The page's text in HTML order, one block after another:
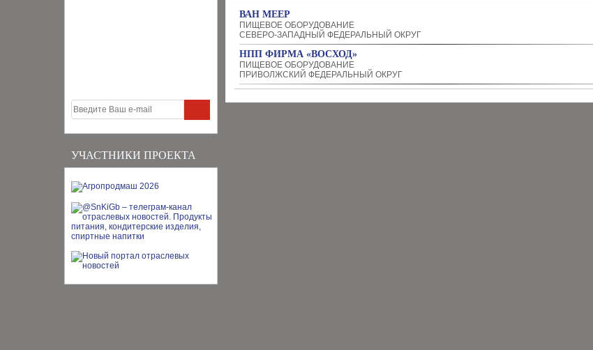
УЧАСТНИКИ ПРОЕКТА
ВАН МЕЕР
ПИЩЕВОЕ ОБОРУДОВАНИЕ
СЕВЕРО-ЗАПАДНЫЙ ФЕДЕРАЛЬНЫЙ ОКРУГ
НПП ФИРМА «ВОСХОД»
ПИЩЕВОЕ ОБОРУДОВАНИЕ
ПРИВОЛЖСКИЙ ФЕДЕРАЛЬНЫЙ ОКРУГ